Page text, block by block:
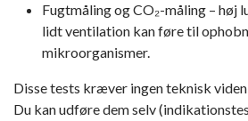
Fugtmåling og CO₂-måling – høj
lidt ventilation kan føre til
mikroorganismer.
Disse tests kræver ingen teknisk
Du kan udføre dem selv